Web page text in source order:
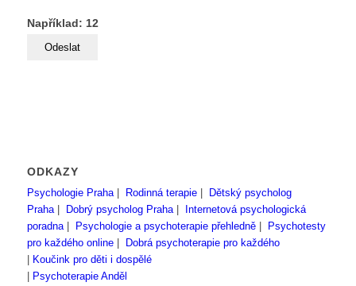
Například: 12
ODKAZY
Psychologie Praha| Rodinná terapie|
Dětský psycholog
Praha| Dobrý psycholog Praha|
Internetová psychologická
poradna| Psychologie a psychoterapie přehledně|
Psychotesty
pro každého online|
Dobrá psychoterapie pro každého
Koučink pro děti i dospělé
Psychoterapie Anděl